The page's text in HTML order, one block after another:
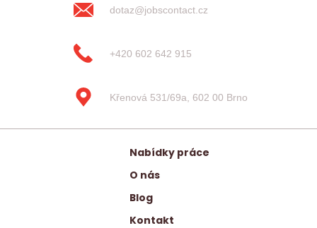
dotaz@jobscontact.cz
+420 602 642 915
Křenová 531/69a, 602 00 Brno
Nabídky práce
O nás
Blog
Kontakt